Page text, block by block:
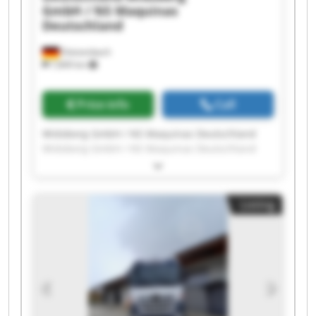
Dietzenbach
7,849 km
GmbH / NS Maquinas
Deutschland
Price info Call
Widoberg GmbH / NS Maquinas Deutschland
Widoberg GmbH / NS Maquinas Deutschland
Widoberg GmbH / NS Maquinas Deutschland
Widoberg GmbH / NS Maquinas Deutschland
Widoberg GmbH / NS Maquinas Deutschland
Widoberg GmbH / NS Maquinas Deutschland
Widoberg GmbH / NS Maquinas Deutschland
Widoberg GmbH / NS Maquinas Deutschland
Widoberg GmbH / NS Maquinas Deutschland
Widoberg GmbH / NS Maquinas Deutschland
Widoberg GmbH / NS Maquinas Deutschland
Listing